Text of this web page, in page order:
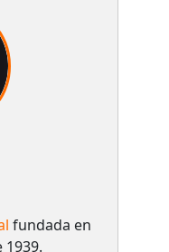
fundada en
1939.